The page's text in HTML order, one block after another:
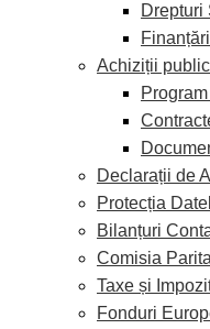
Drepturi
Achiziții
Declarații de
Protecția
Bilanțuri
Comisia
Taxe și
Fonduri